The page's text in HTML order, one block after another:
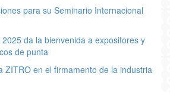
para su Seminario Internacional
2025 da la bienvenida a expositores y
de punta
ZITRO en el firmamento de la industria